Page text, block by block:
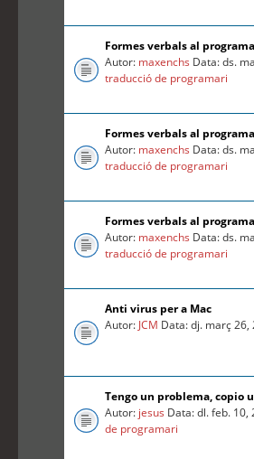
Formes verbals al
Autor: maxenchs Data: ds.
traducció de programari
Formes verbals al
Autor: maxenchs Data: ds.
traducció de programari
Formes verbals al
Autor: maxenchs Data: ds.
traducció de programari
Anti virus per a Mac
Autor: JCM Data: dj. març 26,
Tengo un problema, copio
Autor: jesus Data: dl. feb. 10,
de programari